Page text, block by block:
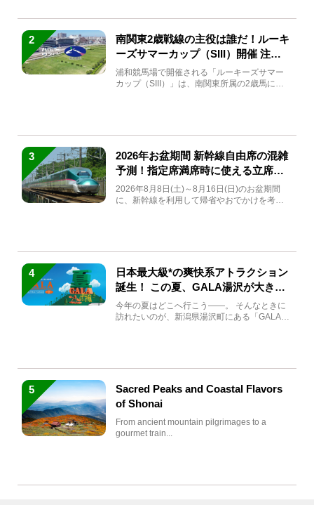
2
南関東2歳戦線の主役は誰だ！ルーキ
ーズサマーカップ（SIII）開催 注目
馬と見どころをチェック
浦和競馬場で開催される「ルーキーズサマー
カップ（SIII）」は、南関東所属の2歳馬によ
3
2026年お盆期間 新幹線自由席の混雑
予測！指定席満席時に使える立席特
急券も解説
2026年8月8日(土)～8月16日(日)のお盆期間
に、新幹線を利用して帰省やおでかけを考え
4
日本最大級*の爽快系アトラクション
誕生！ この夏、GALA湯沢が大きく
生まれ変わる
今年の夏はどこへ行こう――。 そんなときに
訪れたいのが、新潟県湯沢町にある「GALA湯
5
Sacred Peaks and Coastal Flavors
of Shonai
From ancient mountain pilgrimages to a
gourmet train...